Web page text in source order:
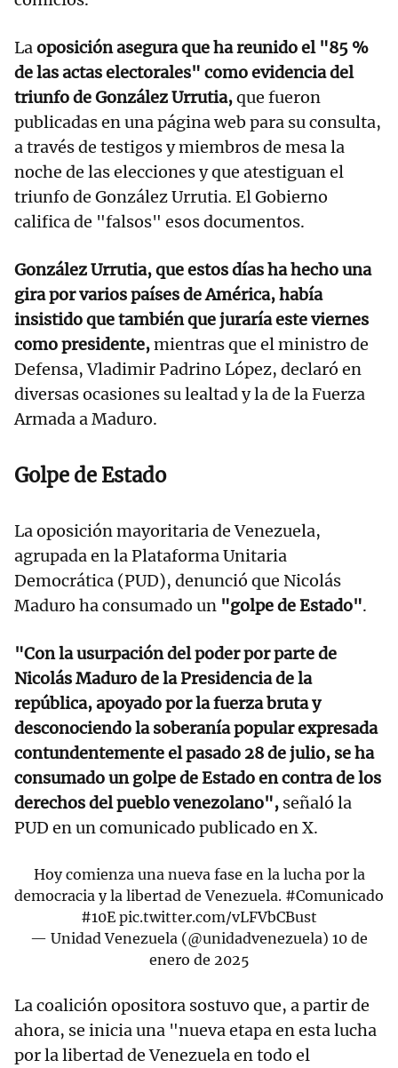
Laoposición asegura que ha reunido el "85 %
de las actas electorales" como evidencia del
triunfo de González Urrutia,que fueron
publicadas en una página web para su consulta,
a través de testigos y miembros de mesa la
noche de las elecciones y que atestiguan el
triunfo de González Urrutia. El Gobierno
califica de "falsos" esos documentos.
González Urrutia, que estos días ha hecho una
gira por varios países de América, había
insistido que también que juraría este viernes
como presidente,mientras que el ministro de
Defensa, Vladimir Padrino López, declaró en
diversas ocasiones su lealtad y la de la Fuerza
Armada a Maduro.
Golpe de Estado
La oposición mayoritaria de Venezuela,
agrupada en la Plataforma Unitaria
Democrática (PUD), denunció que Nicolás
Maduro ha consumado un "golpe de Estado".
"Con la usurpación del poder por parte de
Nicolás Maduro de la Presidencia de la
república, apoyado por la fuerza bruta y
desconociendo la soberanía popular expresada
contundentemente el pasado 28 de julio, se ha
consumado un golpe de Estado en contra de los
derechos del pueblo venezolano", señaló la
PUD en un comunicado publicado en X.
Hoy comienza una nueva fase en la lucha por la
democracia y la libertad de Venezuela. #Comunicado
#10E pic.twitter.com/vLFVbCBust
— Unidad Venezuela (@unidadvenezuela) 10 de
enero de 2025
La coalición opositora sostuvo que, a partir de
ahora, se inicia una "nueva etapa en esta lucha
por la libertad de Venezuela en todo el